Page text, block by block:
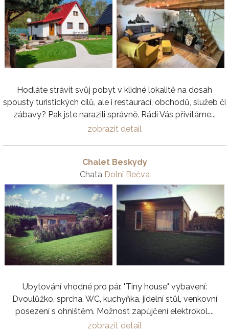
Hodláte strávit svůj pobyt v klidné lokalitě na dosah
spousty turistických cílů, ale i restaurací, obchodů, služeb či
zábavy? Pak jste narazili správně. Rádi Vás přivítáme...
zobrazit detail
Chalet Beskydy
Chata Dolní Bečva
Ubytování vhodné pro pár. "Tiny house" vybavení:
Dvoulůžko, sprcha, WC, kuchyňka, jídelní stůl, venkovní
posezení s ohništěm. Možnost zapůjčení elektrokol....
zobrazit detail